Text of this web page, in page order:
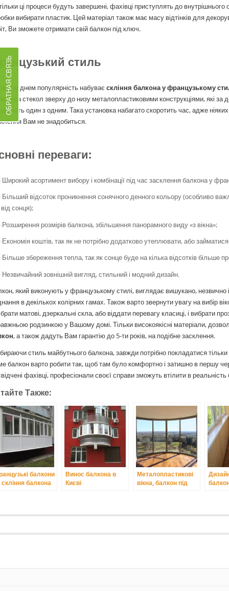
ці процеси будуть завершені, фахівці приступлять до
вибирати пластик. Цей матеріал також має масу відтінків для
Ви зможете отримати свій балкон під ключ.
стиль
днем популярність набуває скління балкона у французькому
стекол зверху до низу металопластиковими конструкціями, які за
один з одним. Така установка набагато скоротить час, адже
Вам не знадобиться.
переваги:
асортимент вибору і комбінації під час засклення балкона у
відсоток проникнення сонячного денного кольору (особливо
від сонця);
розмірів балкона, збільшення панорамного виду «з вікна»;
коштів, так як не потрібно додатково утеплювати, або
збереження тепла, так як сонце буде на кілька відсотків більше
зовнішній вигляд, стильний і модний дизайн.
який виконують у французькому стилі, виглядає вишукано, незвично
в декількох колірних гамах. Також варто звернути увагу на вибір
матові, дзеркальні скла, або віддати перевагу класиці, і вибрати
родзинкою у Вашому домі. Тільки високоякісні матеріали,
, а також дадуть Вам гарантію до 5-ти років, на подібне засклення.
стиль майбутнього балкона, завжди потрібно покладатися
балкон варто робити так, щоб там було комфортно і затишно в першу
фахівці, професіонали своєї справи зможуть втілити в
Также:
балкони
балкона
Винос балкона в
Києві
Металопластикові
вікна, балкон під
ОБРАТНАЯ СВЯЗЬ